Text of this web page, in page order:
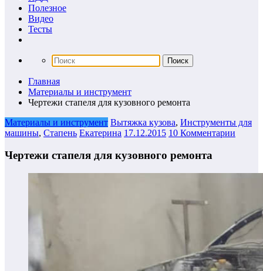
Полезное
Видео
Тесты
Главная
Материалы и инструмент
Чертежи стапеля для кузовного ремонта
Материалы и инструмент Вытяжка кузова, Инструменты для
машины, Стапень Екатерина 17.12.2015 10 Комментарии
Чертежи стапеля для кузовного ремонта